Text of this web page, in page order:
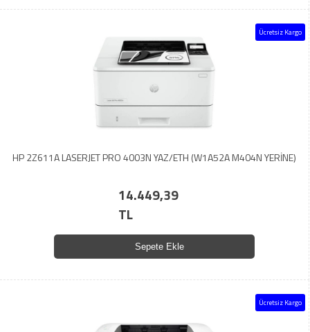
Ücretsiz Kargo
HP 2Z611A LASERJET PRO 4003N YAZ/ETH (W1A52A M404N YERİNE)
14.449,39
TL
Sepete Ekle
Ücretsiz Kargo